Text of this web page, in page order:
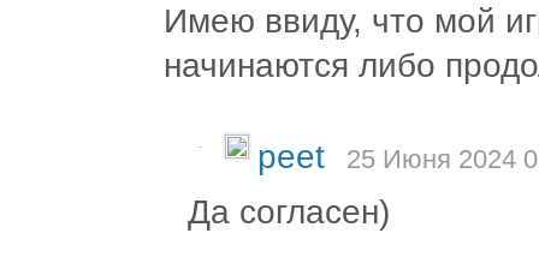
Имею ввиду, что мой
начинаются либо
- peet 25 Июня 2024
Да согласен)